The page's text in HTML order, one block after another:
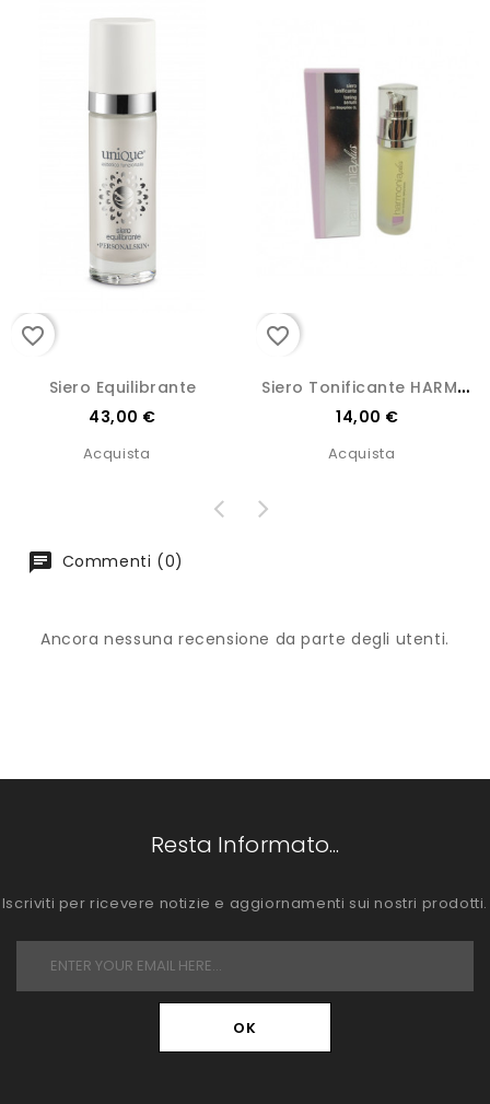
favorite_border
Siero Equilibrante
Prezzo
43,00 €
Acquista
favorite_border
S
Iero Tonificante HARMONIA...
Prezzo
14,00 €
Acquista
Commenti (0)
Ancora nessuna recensione da parte degli utenti.
Resta Informato...
Iscriviti per ricevere notizie e aggiornamenti sui nostri prodotti.